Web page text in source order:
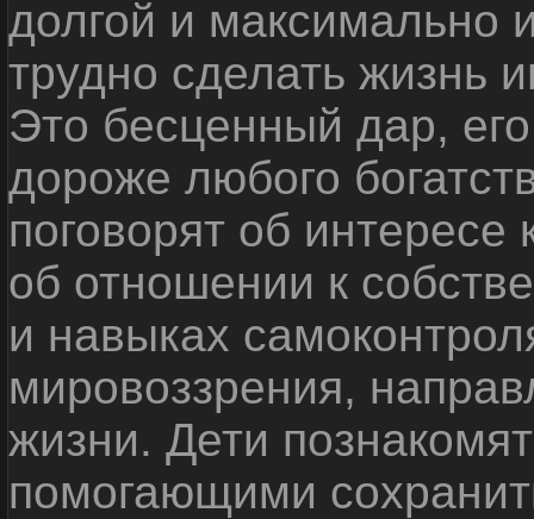
долгой и максимально
трудно сделать жизнь
Это бесценный дар,
дороже любого
поговорят об
об отношении к
и навыках
мировоззрения,
жизни. Дети
помогающими